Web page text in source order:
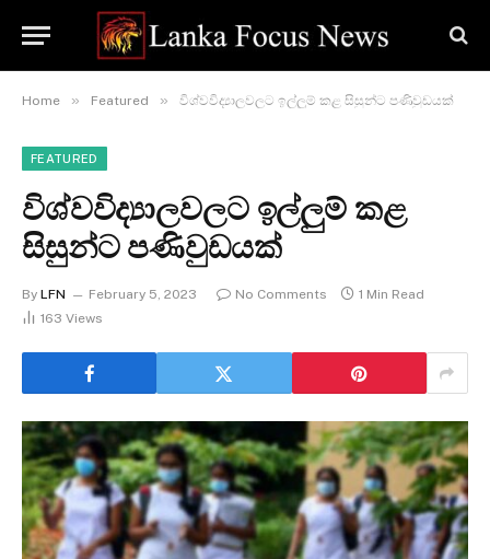
Home » Featured » විශ්වවිද්‍යාලවලට ඉල්ලුම් කළ සිසුන්ට පණිවුඩයක්
FEATURED
විශ්වවිද්‍යාලවලට ඉල්ලුම් කළ
සිසුන්ට පණිවුඩයක්
By LFN February 5, 2023 No Comments
1 Min Read
163 Views